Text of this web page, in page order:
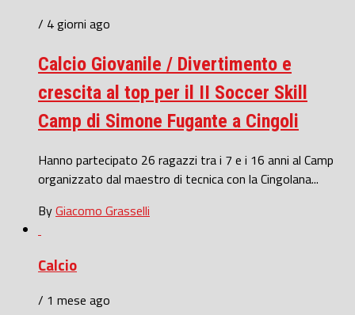
/ 4 giorni ago
Calcio Giovanile / Divertimento e
crescita al top per il II Soccer Skill
Camp di Simone Fugante a Cingoli
Hanno partecipato 26 ragazzi tra i 7 e i 16 anni al Camp
organizzato dal maestro di tecnica con la Cingolana...
ByGiacomo Grasselli
Calcio
/ 1 mese ago